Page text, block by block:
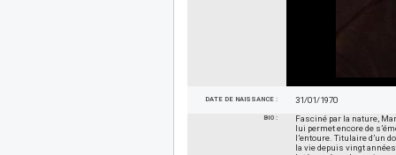
DATE DE NAISSANCE : 31/01/1970
BIO :
Fasciné par la nature,
lui permet encore de
l’entoure. Titulaire d’un
la vie depuis vingt